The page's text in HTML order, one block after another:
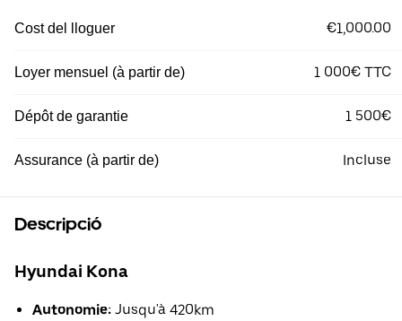
Cost del lloguer €1,000.00
Loyer mensuel (à partir de) 1 000€ TTC
Dépôt de garantie 1 500€
Assurance (à partir de) Incluse
Descripció
Hyundai Kona
Autonomie: Jusqu'à 420km